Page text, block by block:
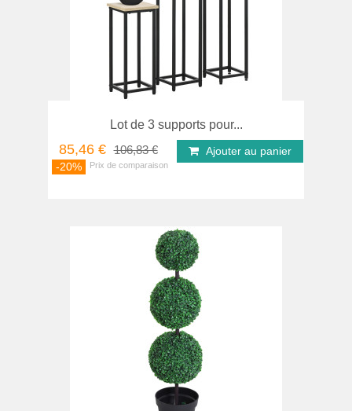
Lot de 3 supports pour...
85,46 € 106,83 €
-20%
Ajouter au panier